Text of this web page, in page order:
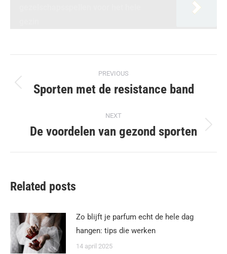
navigation
PREVIOUS
Previous
Sporten met de resistance band
NEXT
Next
De voordelen van gezond sporten
Related posts
Zo blijft je parfum echt de hele dag
hangen: tips die werken
14 april 2025